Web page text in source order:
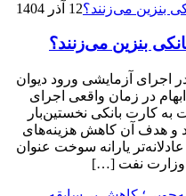
12 آذر 1404
بنزین می‌زنند؟
آزمایشی ورود دیوان
در زمان واقعی اجرای
کارت بانکی نخستین‌بار
هدف آن کاهش هزینه‌های
یارانه سوخت عنوان